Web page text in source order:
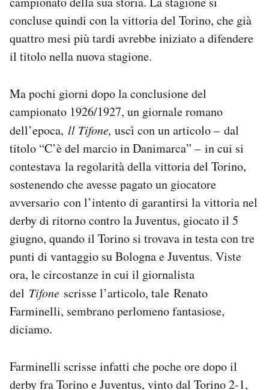
concluse quindi con la vittoria del Torino, che già
quattro mesi più tardi avrebbe iniziato a difendere
il titolo nella nuova stagione.
Ma pochi giorni dopo la conclusione del
campionato 1926/1927, un giornale romano
dell’epoca, ll Tifone, uscì con un articolo – dal
titolo “C’è del marcio in Danimarca” – in cui si
contestava la regolarità della vittoria del Torino,
sostenendo che avesse pagato un giocatore
avversario con l’intento di garantirsi la vittoria nel
derby di ritorno contro la Juventus, giocato il 5
giugno, quando il Torino si trovava in testa con tre
punti di vantaggio su Bologna e Juventus. Viste
ora, le circostanze in cui il giornalista
del Tifone scrisse l’articolo, tale Renato
Farminelli, sembrano perlomeno fantasiose,
diciamo.
Farminelli scrisse infatti che poche ore dopo il
derby fra Torino e Juventus, vinto dal Torino 2-1,